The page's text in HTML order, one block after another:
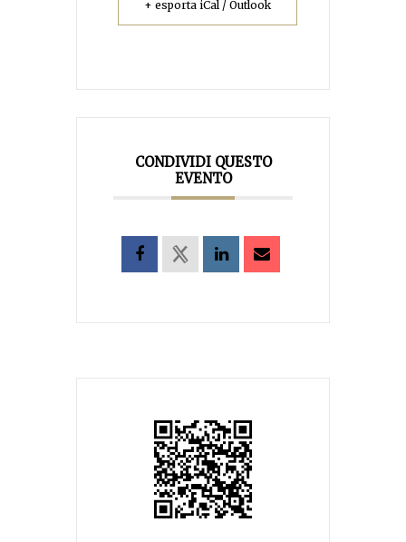
+ esporta iCal / Outlook
CONDIVIDI QUESTO
EVENTO